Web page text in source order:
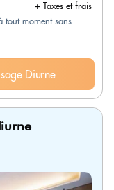
+ Taxes et frais
tout moment sans
Diurne